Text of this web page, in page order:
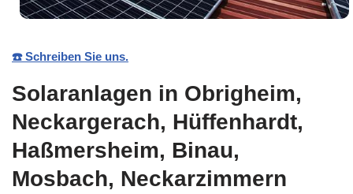
☎️ Schreiben Sie uns.
Solaranlagen in Obrigheim,
Neckargerach, Hüffenhardt,
Haßmersheim, Binau,
Mosbach, Neckarzimmern